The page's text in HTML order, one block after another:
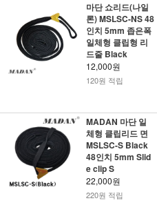
마단 쇼리드(나일
론) MSLSC-NS 48
인치 5mm 좁은폭
일체형 클립형 리
드줄 Black
12,000원
120원 적립
MADAN 마단 일
체형 클립리드 면
MSLSC-S Black
48인치 5mm Slid
e clip S
22,000원
220원 적립